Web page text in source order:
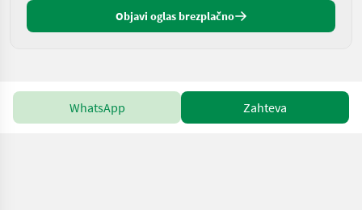
Objavi oglas brezplačno
WhatsApp Zahteva